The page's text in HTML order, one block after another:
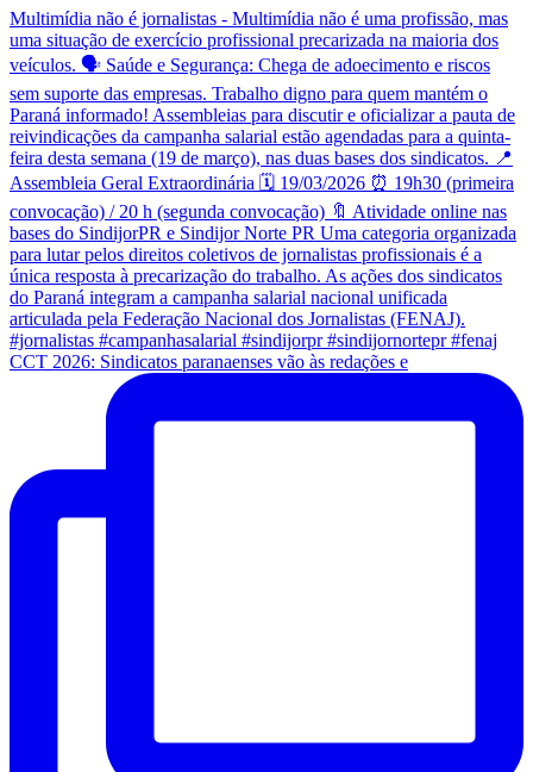
CCT 2026: Sindicatos paranaenses vão às redações e